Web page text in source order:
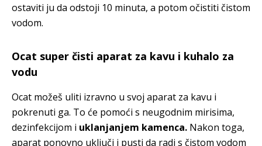
ostaviti ju da odstoji 10 minuta, a potom očistiti čistom
vodom.
Ocat super čisti aparat za kavu i kuhalo za
vodu
Ocat možeš uliti izravno u svoj aparat za kavu i
pokrenuti ga. To će pomoći s neugodnim mirisima,
dezinfekcijom i uklanjanjem kamenca. Nakon toga,
aparat ponovno uključi i pusti da radi s čistom vodom